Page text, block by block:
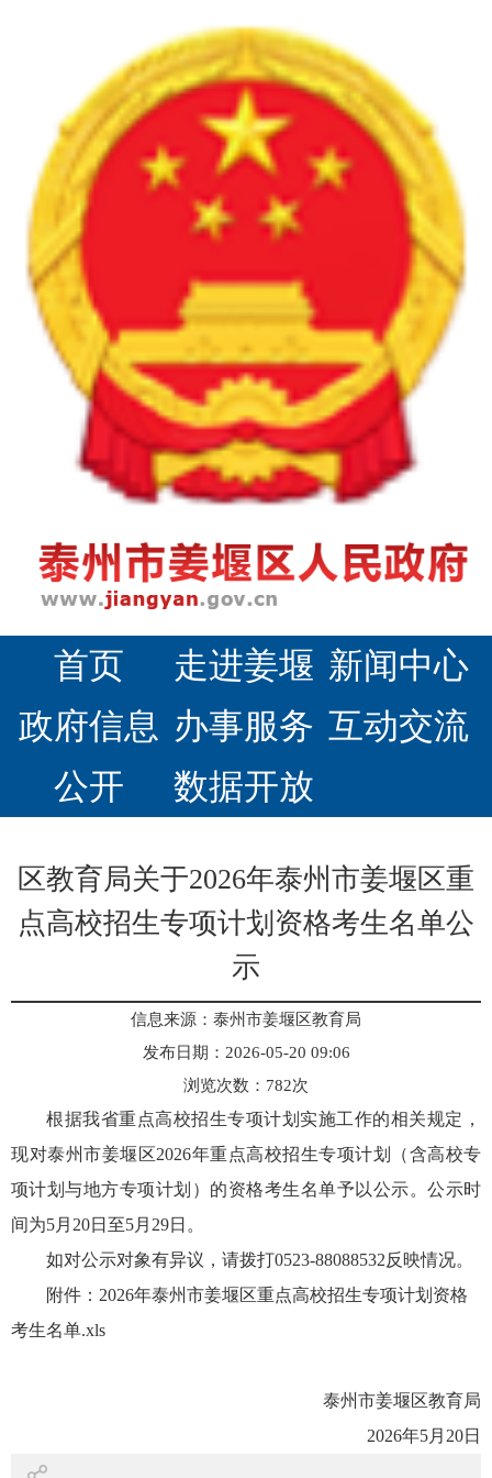
首页 走进姜堰 新闻中心
政府信息
公开
办事服务 互动交流
数据开放
区教育局关于2026年泰州市姜堰区重
点高校招生专项计划资格考生名单公
示
信息来源：泰州市姜堰区教育局
发布日期：2026-05-20 09:06
浏览次数： 782次
根据我省重点高校招生专项计划实施工作的相关规定，
现对泰州市姜堰区2026年重点高校招生专项计划（含高校专
项计划与地方专项计划）的资格考生名单予以公示。公示时
间为5月20日至5月29日。
如对公示对象有异议，请拨打0523-88088532反映情况。
附件： 2026年泰州市姜堰区重点高校招生专项计划资格
考生名单.xls
泰州市姜堰区教育局
2026年5月20日